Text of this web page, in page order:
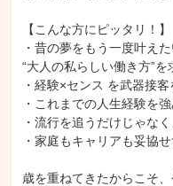
【こんな方にピッタリ！】
・昔の夢をもう一度叶えた
“大人の私らしい働き方”を
・経験×センス を武器接
・これまでの人生経験を
・流行を追うだけじゃな
・家庭もキャリアも妥協
歳を重ねてきたからこそ